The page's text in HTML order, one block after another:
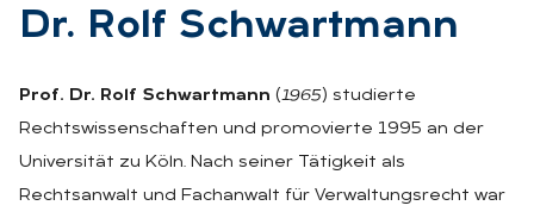
Dr. Rolf Schwart­mann
Prof. Dr. Rolf Schwartmann (1965) studierte
Rechtswissenschaften und promovierte 1995 an der
Universität zu Köln. Nach seiner Tätigkeit als
Rechtsanwalt und Fachanwalt für Verwaltungsrecht war